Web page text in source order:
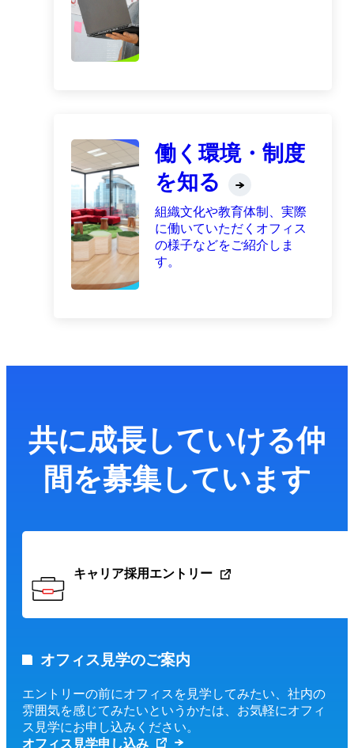
働く環境・制度
を知る
組織文化や教育体制、実際
に働いていただくオフィス
の様子などをご紹介しま
す。
共に成長していける仲
間を募集しています
キャリア採用エントリー
オフィス見学のご案内
エントリーの前にオフィスを見学してみたい、社内の
雰囲気を感じてみたいというかたは、お気軽にオフィ
ス見学にお申し込みください。
オフィス見学申し込み